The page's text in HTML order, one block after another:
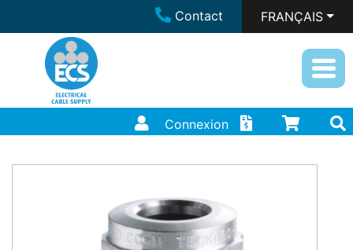
Contact FRANÇAIS
Connexion